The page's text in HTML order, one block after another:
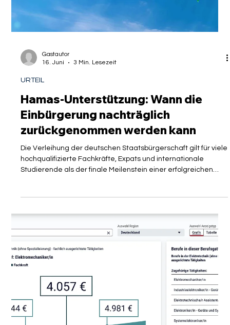
Gastautor
16. Juni
3 Min. Lesezeit
URTEIL
Einbürgerung nachträglich
zurückgenommen werden kann
Die Verleihung der deutschen Staatsbürgerschaft gilt für viele
Studierende als der finale Meilenstein einer erfolgreichen
Integration. Sie verspricht dauerhafte Rechtssicherheit,
uneingeschränkte Reisefreiheit und die endgültige
Gleichstellung im privaten wie beruflichen Leben.
Personalabteilungen (HR-Teams) schätzen diesen Schritt bei
ihren ausländischen Talenten ebenfalls, da er die langfristige
Mitarbeiterbindung im R